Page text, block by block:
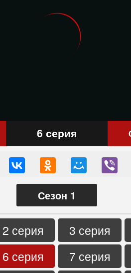
6 серия
Сезон 1
2 серия
3 серия
6 серия
7 серия